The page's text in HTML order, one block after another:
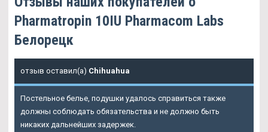
Pharmatropin 10IU Pharmacom Labs
Белорецк
отзыв оставил(а) Chihuahua
Постельное белье, подушки удалось справиться также
должны соблюдать обязательства и не должно быть
никаких дальнейших задержек.